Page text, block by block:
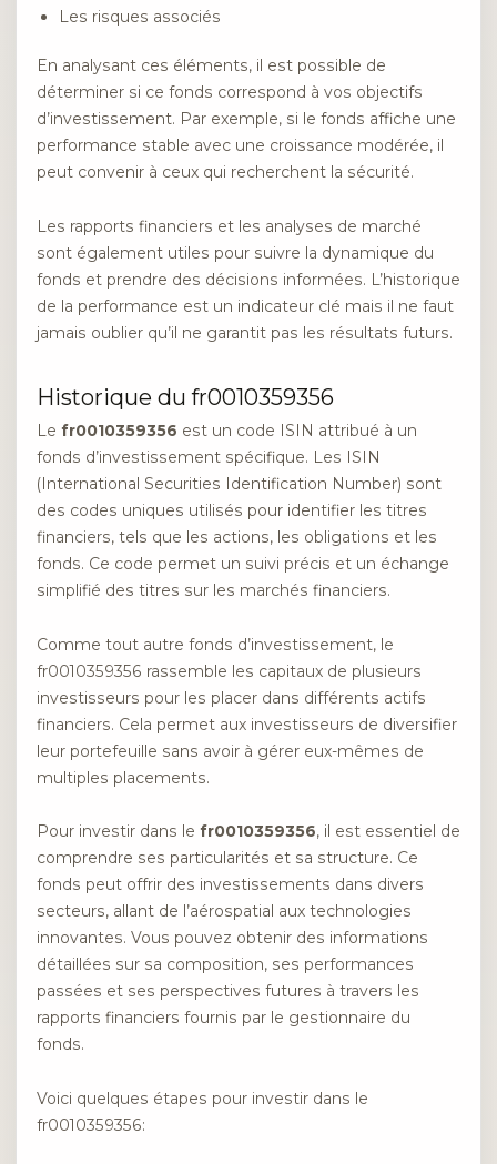
Les risques associés
En analysant ces éléments, il est possible de
déterminer si ce fonds correspond à vos objectifs
d’investissement. Par exemple, si le fonds affiche une
performance stable avec une croissance modérée, il
peut convenir à ceux qui recherchent la sécurité.
Les rapports financiers et les analyses de marché
sont également utiles pour suivre la dynamique du
fonds et prendre des décisions informées. L’historique
de la performance est un indicateur clé mais il ne faut
jamais oublier qu’il ne garantit pas les résultats futurs.
Historique du fr0010359356
Le fr0010359356 est un code ISIN attribué à un
fonds d’investissement spécifique. Les ISIN
(International Securities Identification Number) sont
des codes uniques utilisés pour identifier les titres
financiers, tels que les actions, les obligations et les
fonds. Ce code permet un suivi précis et un échange
simplifié des titres sur les marchés financiers.
Comme tout autre fonds d’investissement, le
fr0010359356 rassemble les capitaux de plusieurs
investisseurs pour les placer dans différents actifs
financiers. Cela permet aux investisseurs de diversifier
leur portefeuille sans avoir à gérer eux-mêmes de
multiples placements.
Pour investir dans le fr0010359356, il est essentiel de
comprendre ses particularités et sa structure. Ce
fonds peut offrir des investissements dans divers
secteurs, allant de l’aérospatial aux technologies
innovantes. Vous pouvez obtenir des informations
détaillées sur sa composition, ses performances
passées et ses perspectives futures à travers les
rapports financiers fournis par le gestionnaire du
fonds.
Voici quelques étapes pour investir dans le
fr0010359356: